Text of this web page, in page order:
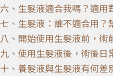
六、生髮液適合我嗎？適用
七、生髮液：誰不適合用？
八、開始使用生髮液前，術
九、使用生髮液後，術後日
十、養髮液與生髮液有何差